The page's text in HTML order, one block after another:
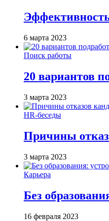
6 марта 2023
Поиск работы
20 вариантов
3 марта 2023
HR-беседы
Причины
3 марта 2023
Карьера
Без
16 февраля 2023